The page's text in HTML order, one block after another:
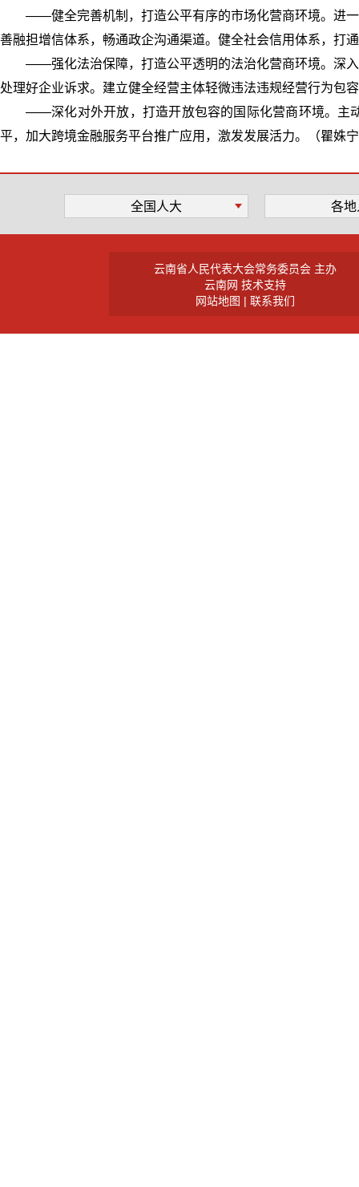
——健全完善机制，打造公平有序的市场化营商环境。进
善融担增信体系，畅通政企沟通渠道。健全社会信用体系，打
——强化法治保障，打造公平透明的法治化营商环境。深
处理好企业诉求。建立健全经营主体轻微违法违规经营行为包
——深化对外开放，打造开放包容的国际化营商环境。主
平，加大跨境金融服务平台推广应用，激发发展活力。（瞿姝
全国人大 各
云南省人民代表大会常务委员会 主办
云南网 技术支持
网站地图 | 联系我们